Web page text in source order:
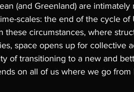
(and Greenland) are
scales: the end of the cycle
these circumstances, where
space opens up for collective
of transitioning to a new and
on all of us where we go